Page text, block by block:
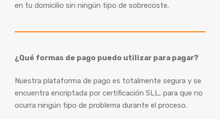
en tu domicilio sin ningún tipo de sobrecoste.
¿Qué formas de pago puedo utilizar para pagar?
Nuestra plataforma de pago es totalmente segura y se
encuentra encriptada por certificación SLL, para que no
ocurra ningún tipo de problema durante el proceso.